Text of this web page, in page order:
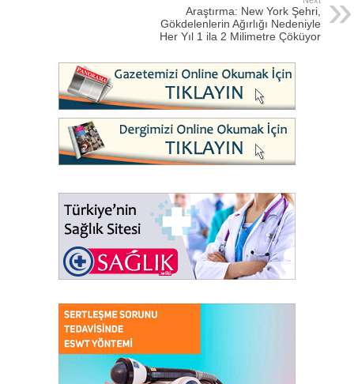
Araştırma: New York Şehri,
Gökdelenlerin Ağırlığı Nedeniyle
Her Yıl 1 ila 2 Milimetre Çöküyor